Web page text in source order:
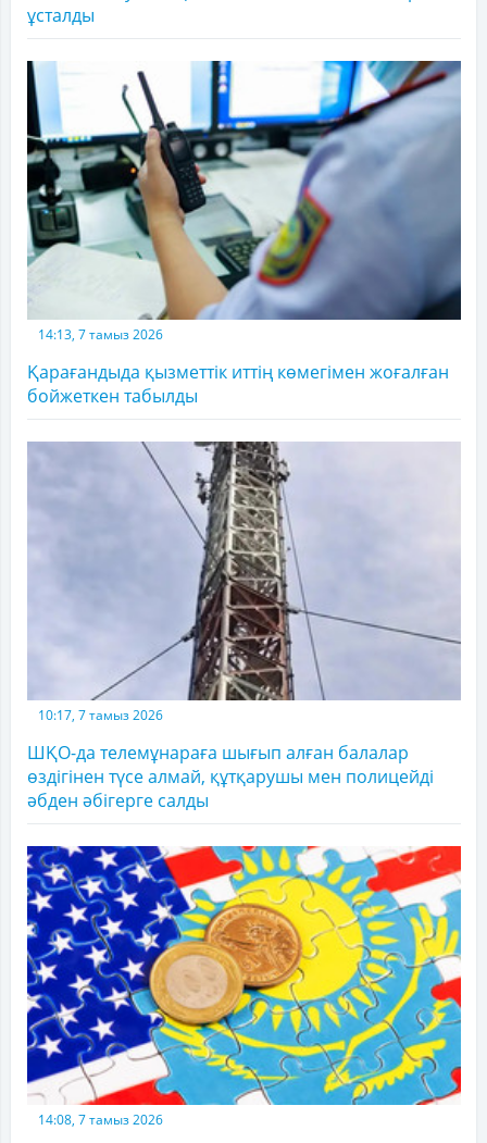
ұсталды
14:13, 7 тамыз 2026
Қарағандыда қызметтік иттің көмегімен жоғалған
бойжеткен табылды
10:17, 7 тамыз 2026
ШҚО-да телемұнараға шығып алған балалар
өздігінен түсе алмай, құтқарушы мен полицейді
әбден әбігерге салды
14:08, 7 тамыз 2026